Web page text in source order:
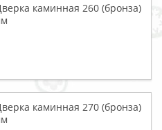
каминная 260 (бронза)
каминная 270 (бронза)